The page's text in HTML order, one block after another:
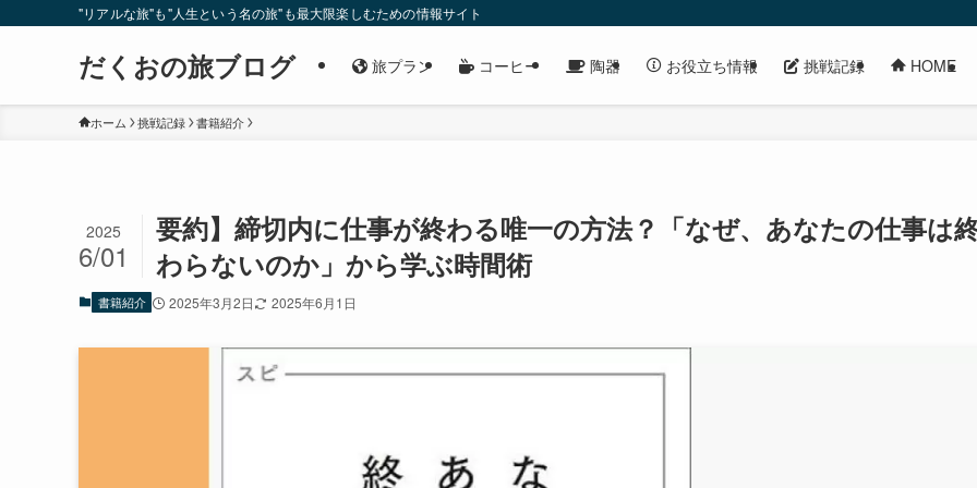
"リアルな旅"も"人生という名の旅"も最大限楽しむための情報サイト
だくおの旅ブログ 旅プラン コーヒー 陶器 お役立ち情報 挑戦記録 HOME
ホーム 挑戦記録 書籍紹介
要約】締切内に仕事が終わる唯一の方法？「なぜ、あなたの仕事は
わらないのか」から学ぶ時間術
2025
6/01
書籍紹介 2025年3月2日 2025年6月1日